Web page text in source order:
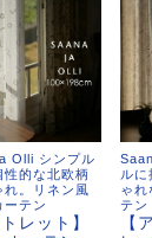
Olli シンプル
性的な北欧柄
れ。リネン風
ーテン
レット】
ルに
ゃれ
テン
【